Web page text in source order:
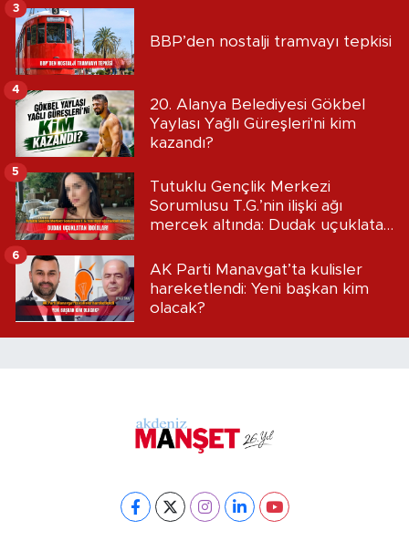
BBP’den nostalji tramvayı tepkisi
3
20. Alanya Belediyesi Gökbel
Yaylası Yağlı Güreşleri'ni kim
kazandı?
4
Tutuklu Gençlik Merkezi
Sorumlusu T.G.’nin ilişki ağı
mercek altında: Dudak uçuklatan
5
AK Parti Manavgat’ta kulisler
hareketlendi: Yeni başkan kim
olacak?
6